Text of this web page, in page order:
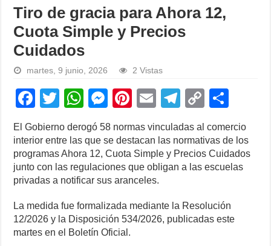
Tiro de gracia para Ahora 12,
Cuota Simple y Precios
Cuidados
martes, 9 junio, 2026 2 Vistas
F
a
c
e
b
o
k
T
wi
tt
er
W
h
at
s
A
p
M
e
ss
e
n
er
Pi
er
e
st
E
m
ail
T
el
e
gr
a
C
p
y
Li
k
h
ar
e
El Gobierno derogó 58 normas vinculadas al comercio
interior entre las que se destacan las normativas de los
programas Ahora 12, Cuota Simple y Precios Cuidados
junto con las regulaciones que obligan a las escuelas
privadas a notificar sus aranceles.
La medida fue formalizada mediante la Resolución
12/2026 y la Disposición 534/2026, publicadas este
martes en el Boletín Oficial.